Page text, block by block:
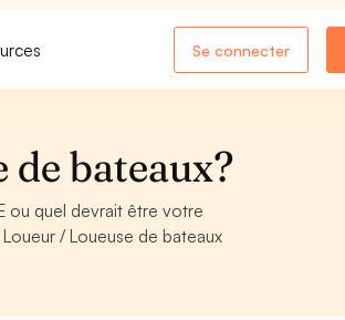
Se connecter
bateaux?
ou quel devrait être votre
/ Loueuse de bateaux